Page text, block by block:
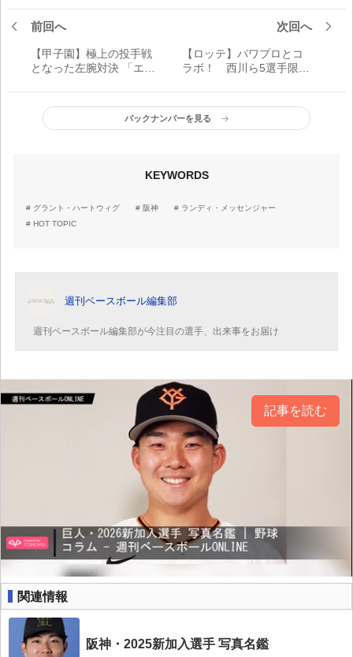
前回へ
【甲子園】極上の投手戦
となった左腕対決 「エー
た仙台育英・吉川陽大
次回へ
【ロッテ】パワプロとコ
ラボ！ 西川ら5選手限定
リンで限定販売
バックナンバーを見る
KEYWORDS
グラント・ハートウィグ 阪神
ランディ・メッセンジャー
HOT TOPIC
週刊ベースボール編集部
週刊ベースボール編集部が今注目の選手、出来事をお届け
記事を読む
関連情報
阪神・2025新加入選手 写真名鑑